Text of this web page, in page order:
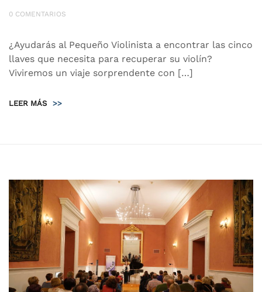
0 COMENTARIOS
¿Ayudarás al Pequeño Violinista a encontrar las cinco
llaves que necesita para recuperar su violín?
Viviremos un viaje sorprendente con […]
LEER MÁS >>